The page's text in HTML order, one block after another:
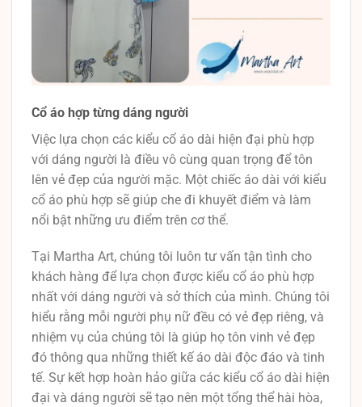
Cổ áo hợp từng dáng người
Việc lựa chọn các kiểu cổ áo dài hiện đại phù hợp
với dáng người là điều vô cùng quan trọng để tôn
lên vẻ đẹp của người mặc. Một chiếc áo dài với kiểu
cổ áo phù hợp sẽ giúp che đi khuyết điểm và làm
nổi bật những ưu điểm trên cơ thể.
Tại Martha Art, chúng tôi luôn tư vấn tận tình cho
khách hàng để lựa chọn được kiểu cổ áo phù hợp
nhất với dáng người và sở thích của mình. Chúng tôi
hiểu rằng mỗi người phụ nữ đều có vẻ đẹp riêng, và
nhiệm vụ của chúng tôi là giúp họ tôn vinh vẻ đẹp
đó thông qua những thiết kế áo dài độc đáo và tinh
tế. Sự kết hợp hoàn hảo giữa các kiểu cổ áo dài hiện
đại và dáng người sẽ tạo nên một tổng thể hài hòa,